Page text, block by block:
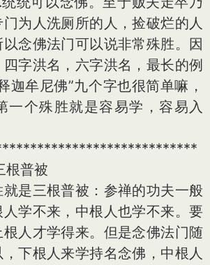
为人洗厕所的人，捡破烂的人
念佛法门可以说非常殊胜。因
字洪名，六字洪名，最长的例
迦牟尼佛”九个字也很简单嘛，
一个殊胜就是容易学，容易入
普被
三根普被：参禅的功夫一般
学不来，中根人也学不来。要
人才学得来。但是念佛法门随
下根人来学持名念佛，中根人